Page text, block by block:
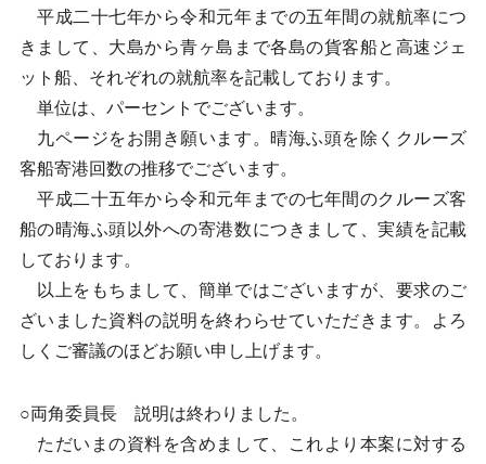
平成二十七年から令和元年までの五年間の就航率につ
きまして、大島から青ヶ島まで各島の貨客船と高速ジェ
ット船、それぞれの就航率を記載しております。
単位は、パーセントでございます。
九ページをお開き願います。晴海ふ頭を除くクルーズ
客船寄港回数の推移でございます。
平成二十五年から令和元年までの七年間のクルーズ客
船の晴海ふ頭以外への寄港数につきまして、実績を記載
しております。
以上をもちまして、簡単ではございますが、要求のご
ざいました資料の説明を終わらせていただきます。よろ
しくご審議のほどお願い申し上げます。
○両角委員長 説明は終わりました。
ただいまの資料を含めまして、これより本案に対する